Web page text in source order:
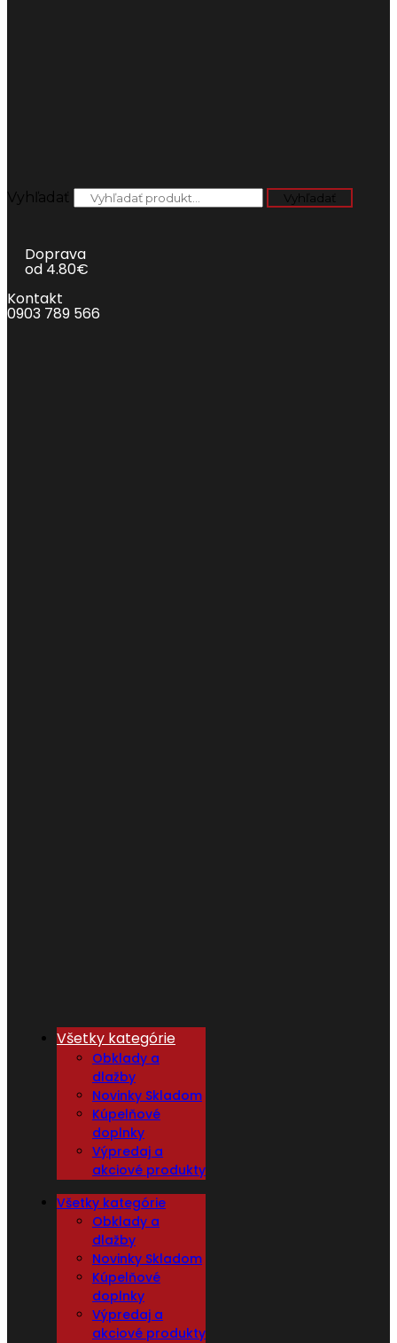
Vyhľadať Vyhľadať
Doprava
od 4.80€
Kontakt
0903 789 566
Všetky kategórie
Obklady a
dlažby
Novinky Skladom
Kúpelňové
doplnky
Výpredaj a
akciové produkty
Všetky kategórie
Obklady a
dlažby
Novinky Skladom
Kúpelňové
doplnky
Výpredaj a
akciové produkty